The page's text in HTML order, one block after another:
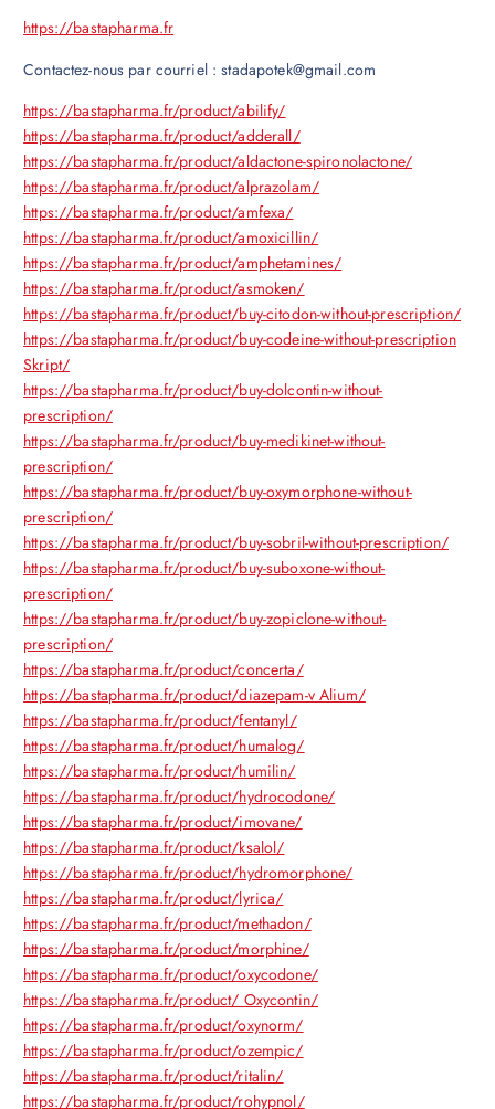
https://bastapharma.fr
Contactez-nous par courriel : stadapotek@gmail.com
https://bastapharma.fr/product/abilify/
https://bastapharma.fr/product/adderall/
https://bastapharma.fr/product/aldactone-spironolactone/
https://bastapharma.fr/product/alprazolam/
https://bastapharma.fr/product/amfexa/
https://bastapharma.fr/product/amoxicillin/
https://bastapharma.fr/product/amphetamines/
https://bastapharma.fr/product/asmoken/
https://bastapharma.fr/product/buy-citodon-without-prescription/
https://bastapharma.fr/product/buy-codeine-without-prescription
Skript/
https://bastapharma.fr/product/buy-dolcontin-without-
prescription/
https://bastapharma.fr/product/buy-medikinet-without-
prescription/
https://bastapharma.fr/product/buy-oxymorphone-without-
prescription/
https://bastapharma.fr/product/buy-sobril-without-prescription/
https://bastapharma.fr/product/buy-suboxone-without-
prescription/
https://bastapharma.fr/product/buy-zopiclone-without-
prescription/
https://bastapharma.fr/product/concerta/
https://bastapharma.fr/product/diazepam-v Alium/
https://bastapharma.fr/product/fentanyl/
https://bastapharma.fr/product/humalog/
https://bastapharma.fr/product/humilin/
https://bastapharma.fr/product/hydrocodone/
https://bastapharma.fr/product/imovane/
https://bastapharma.fr/product/ksalol/
https://bastapharma.fr/product/hydromorphone/
https://bastapharma.fr/product/lyrica/
https://bastapharma.fr/product/methadon/
https://bastapharma.fr/product/morphine/
https://bastapharma.fr/product/oxycodone/
https://bastapharma.fr/product/ Oxycontin/
https://bastapharma.fr/product/oxynorm/
https://bastapharma.fr/product/ozempic/
https://bastapharma.fr/product/ritalin/
https://bastapharma.fr/product/rohypnol/